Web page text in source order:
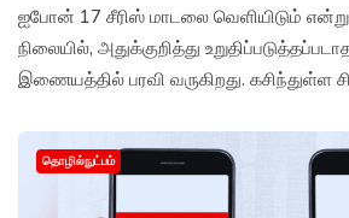
ஐபோன் 17 சீரிஸ் மாடலை வெளியிடும் என்று
நிலையில், அதுக்குறித்து
இணையத்தில் பரவி வருகிறது.
தொழில்நுட்பம்